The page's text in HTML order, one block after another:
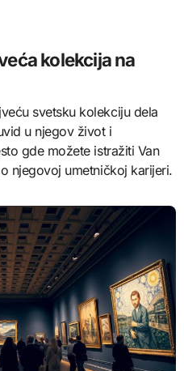
kolekcija na
svetsku kolekciju dela
u njegov život i
gde možete istražiti Van
njegovoj umetničkoj karijeri.